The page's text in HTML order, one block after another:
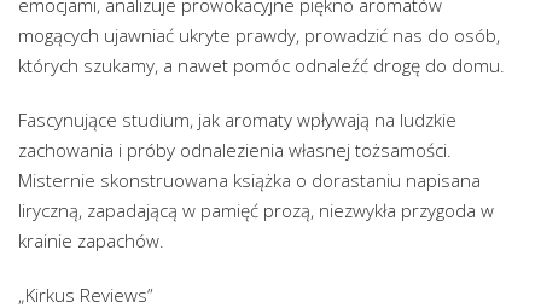
mogących ujawniać ukryte prawdy, prowadzić nas do osób,
których szukamy, a nawet pomóc odnaleźć drogę do domu.
Fascynujące studium, jak aromaty wpływają na ludzkie
zachowania i próby odnalezienia własnej tożsamości.
Misternie skonstruowana książka o dorastaniu napisana
liryczną, zapadającą w pamięć prozą, niezwykła przygoda w
krainie zapachów.
„Kirkus Reviews”